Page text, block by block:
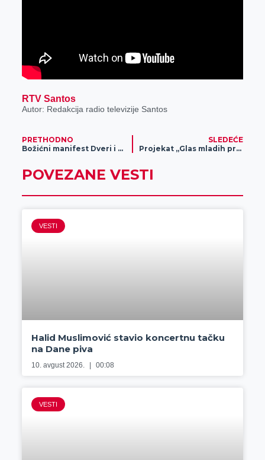
RTV Santos
Autor: Redakcija radio televizije Santos
PRETHODNO
Božićni manifest Dveri i DSS (video)
SLEDEĆE
Projekat „Glas mladih protiv diskriminacije“ u nekoliko škola u Srednjobanatskom okrugu
POVEZANE VESTI
VESTI
Halid Muslimović stavio koncertnu tačku
na Dane piva
10. avgust 2026. 00:08
VESTI